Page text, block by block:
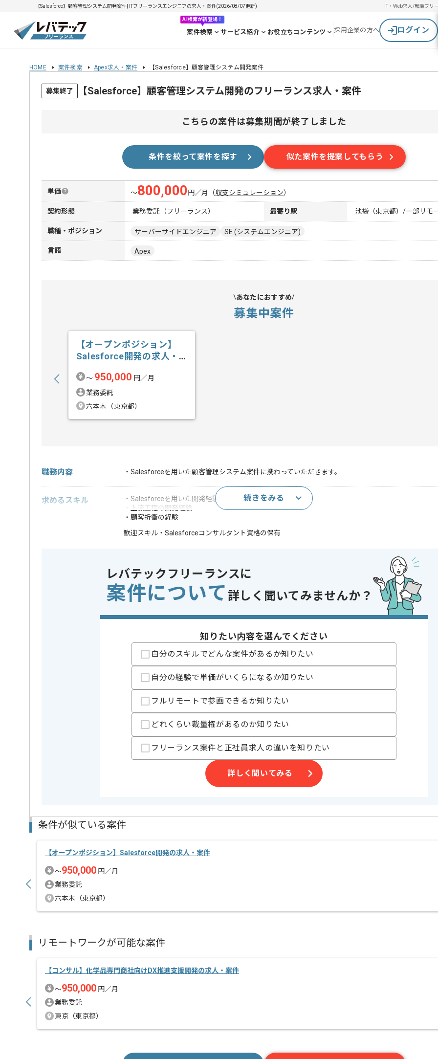
【Salesforce】顧客管理システム開発案件| ITフリーランスエンジニアの求人・案件(2026/08/07更新) IT・Web求人/転職フリ
AI検索が新登場！
案件検索 サービス紹介 お役立ちコンテンツ 採用企業の方へ ログイン
HOME 案件検索 Apex求人・案件 【Salesforce】顧客管理システム開発案件
募集終了 【Salesforce】顧客管理システム開発のフリーランス求人・案件
こちらの案件は募集期間が終了しました
条件を絞って案件を探す 似た案件を提案してもらう
単価 〜800,000 円／月 （収支シミュレーション）
契約形態 業務委託（フリーランス） 最寄り駅 池袋（東京都）/一部リモ
職種・ポジション サーバーサイドエンジニア SE (システムエンジニア)
言語 Apex
あなたにおすすめ
募集中案件
【オープンポジション】
Salesforce開発の求人・
〜 950,000 円／月
業務委託
六本木（東京都）
職務内容 ・Salesforceを用いた顧客管理システム案件に携わっていただきます。
求めるスキル
・Salesforceを用いた開発経験2年以上
・上流工程の開発経験
・顧客折衝の経験
歓迎スキル ・Salesforceコンサルタント資格の保有
この案件のポイント 業務内容
新規開発 , 追加開発
担当領域/システム
人事・給与・労務システム
特徴
20代活躍中 , 30代活躍中 , 長期プロジェクト , 急募 , BtoB向け , 服装自由
140時間〜180時間
支払いサイト
15日
人事、経理、システム開発や作業の自動化などの
アウトソーシング事業を展開している企業です。
基本的にはフルリモートでの作業を見込んでおります。
続きをみる
レバテックフリーランスに
案件について 詳しく聞いてみませんか？
知りたい内容を選んでください
自分のスキルでどんな案件があるか知りたい
自分の経験で単価がいくらになるか知りたい
フルリモートで参画できるか知りたい
どれくらい裁量権があるのか知りたい
フリーランス案件と正社員求人の違いを知りたい
詳しく聞いてみる
条件が似ている案件
【オープンポジション】Salesforce開発の求人・案件
〜950,000 円／月
業務委託
六本木（東京都）
リモートワークが可能な案件
【コンサル】化学品専門商社向けDX推進支援開発の求人・案件
〜950,000 円／月
業務委託
東京（東京都）